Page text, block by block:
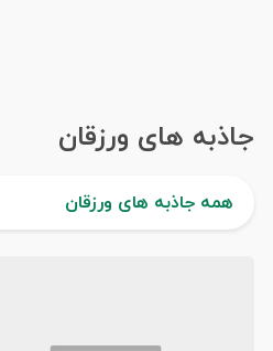
جاذبه های ورزقان
همه جاذبه های ورزقان